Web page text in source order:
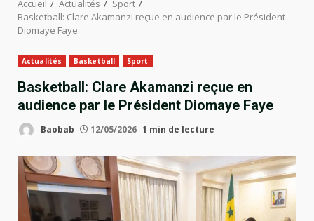
Accueil Actualités
Sport
Basketball: Clare Akamanzi reçue en audience par le Président
Diomaye Faye
Actualités Basketball Sport
Basketball: Clare Akamanzi reçue en
audience par le Président Diomaye Faye
Baobab 12/05/2026 1 min de lecture